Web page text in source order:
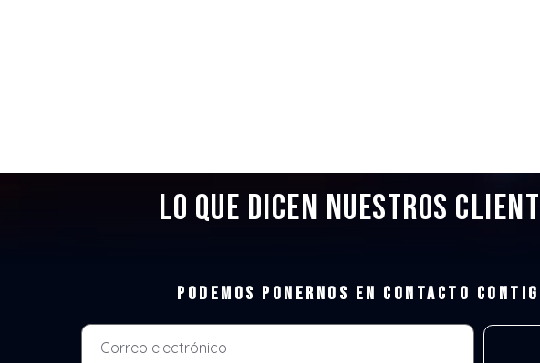
Lo que dicen nuestros
Podemos ponernos en contacto